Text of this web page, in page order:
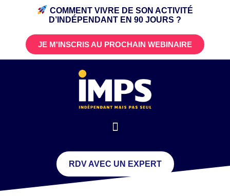
COMMENT VIVRE DE SON ACTIVITÉ
D’INDÉPENDANT EN 90 JOURS ?
JE M'INSCRIS AU PROCHAIN WEBINAIRE
RDV AVEC UN EXPERT